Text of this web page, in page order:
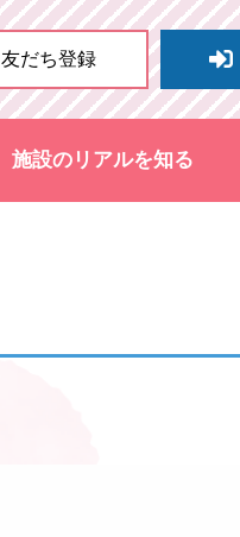
友だち登録
施設のリアルを知る